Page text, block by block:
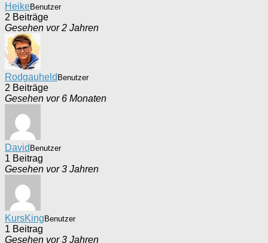
HeikeBenutzer
2 Beiträge
Gesehen vor 2 Jahren
Rodgauheld Benutzer
2 Beiträge
Gesehen vor 6 Monaten
David Benutzer
1 Beitrag
Gesehen vor 3 Jahren
KursKingBenutzer
1 Beitrag
Gesehen vor 3 Jahren